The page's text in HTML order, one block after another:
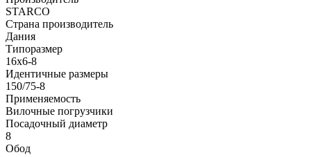
STARCO
Страна производитель
Дания
Типоразмер
16x6-8
Идентичные размеры
150/75-8
Применяемость
Вилочные погрузчики
Посадочный диаметр
8
Обод